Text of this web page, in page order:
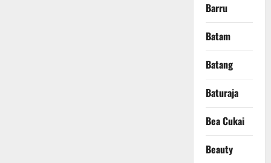
Barru
Batam
Batang
Baturaja
Bea Cukai
Beauty